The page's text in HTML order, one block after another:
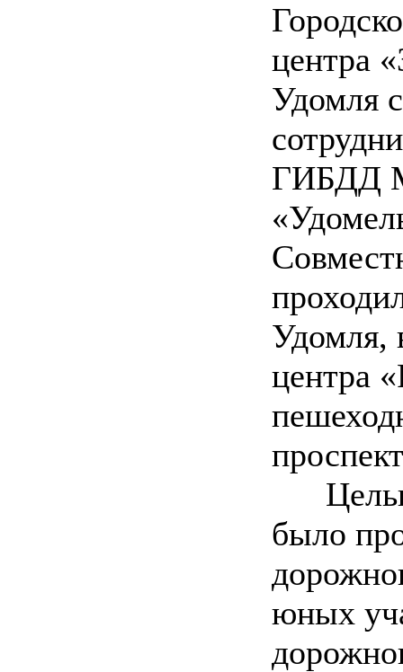
центра
Удомля
ГИБДД
Удомля,
центра
Целью
было
юных